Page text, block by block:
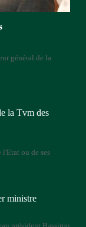
général de la
la Tvm des
ou de ses
ministre